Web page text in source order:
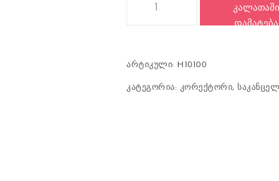
ᲙᲐᲚᲐᲗᲐᲨᲘ
ᲓᲐᲛᲐᲢᲔᲑᲐ
არტიკული: H10100
კატეგორია: კორექტორი,